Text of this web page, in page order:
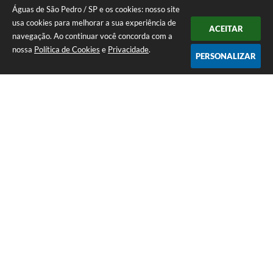
Águas de São Pedro / SP e os cookies: nosso site
usa cookies para melhorar a sua experiência de
navegação. Ao continuar você concorda com a
nossa Política de Cookies e Privacidade.
ACEITAR
PERSONALIZAR